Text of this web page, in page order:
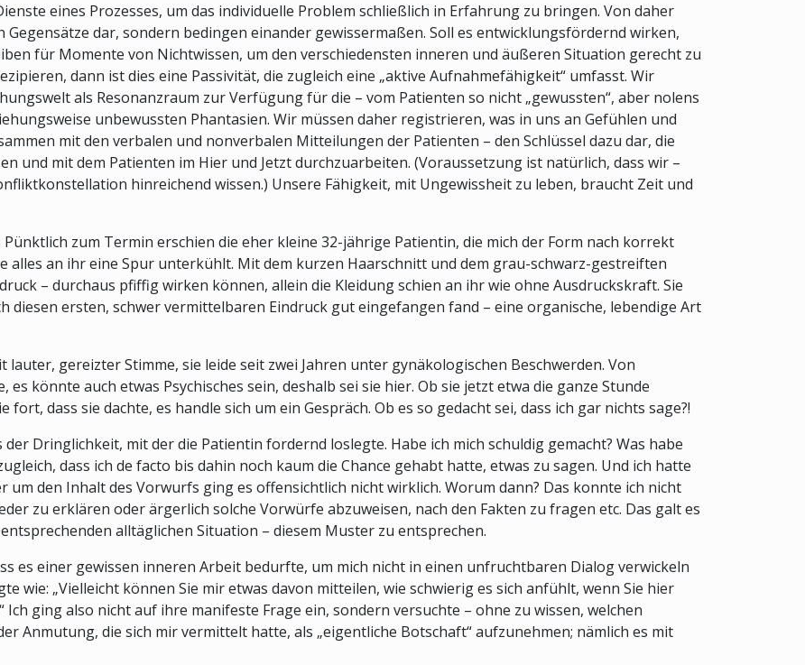
eines Prozesses, um das individuelle Problem schließlich in Erfahrung zu bringen. Von daher
dar, sondern bedingen einander gewissermaßen. Soll es entwicklungsfördernd wirken,
für Momente von Nichtwissen, um den verschiedensten inneren und äußeren Situation gerecht zu
dann ist dies eine Passivität, die zugleich eine „aktive Aufnahmefähigkeit“ umfasst. Wir
als Resonanzraum zur Verfügung für die – vom Patienten so nicht „gewussten“, aber nolens
unbewussten Phantasien. Wir müssen daher registrieren, was in uns an Gefühlen und
mit den verbalen und nonverbalen Mitteilungen der Patienten – den Schlüssel dazu dar, die
und mit dem Patienten im Hier und Jetzt durchzuarbeiten. (Voraussetzung ist natürlich, dass wir –
hinreichend wissen.) Unsere Fähigkeit, mit Ungewissheit zu leben, braucht Zeit und
zum Termin erschien die eher kleine 32-jährige Patientin, die mich der Form nach korrekt
alles an ihr eine Spur unterkühlt. Mit dem kurzen Haarschnitt und dem grau-schwarz-gestreiften
– durchaus pfiffig wirken können, allein die Kleidung schien an ihr wie ohne Ausdruckskraft. Sie
diesen ersten, schwer vermittelbaren Eindruck gut eingefangen fand – eine organische, lebendige Art
lauter, gereizter Stimme, sie leide seit zwei Jahren unter gynäkologischen Beschwerden. Von
könnte auch etwas Psychisches sein, deshalb sei sie hier. Ob sie jetzt etwa die ganze Stunde
dass sie dachte, es handle sich um ein Gespräch. Ob es so gedacht sei, dass ich gar nichts sage?!
Dringlichkeit, mit der die Patientin fordernd loslegte. Habe ich mich schuldig gemacht? Was habe
dass ich de facto bis dahin noch kaum die Chance gehabt hatte, etwas zu sagen. Und ich hatte
um den Inhalt des Vorwurfs ging es offensichtlich nicht wirklich. Worum dann? Das konnte ich nicht
zu erklären oder ärgerlich solche Vorwürfe abzuweisen, nach den Fakten zu fragen etc. Das galt es
alltäglichen Situation – diesem Muster zu entsprechen.
es einer gewissen inneren Arbeit bedurfte, um mich nicht in einen unfruchtbaren Dialog verwickeln
wie: „Vielleicht können Sie mir etwas davon mitteilen, wie schwierig es sich anfühlt, wenn Sie hier
ging also nicht auf ihre manifeste Frage ein, sondern versuchte – ohne zu wissen, welchen
Anmutung, die sich mir vermittelt hatte, als „eigentliche Botschaft“ aufzunehmen; nämlich es mit